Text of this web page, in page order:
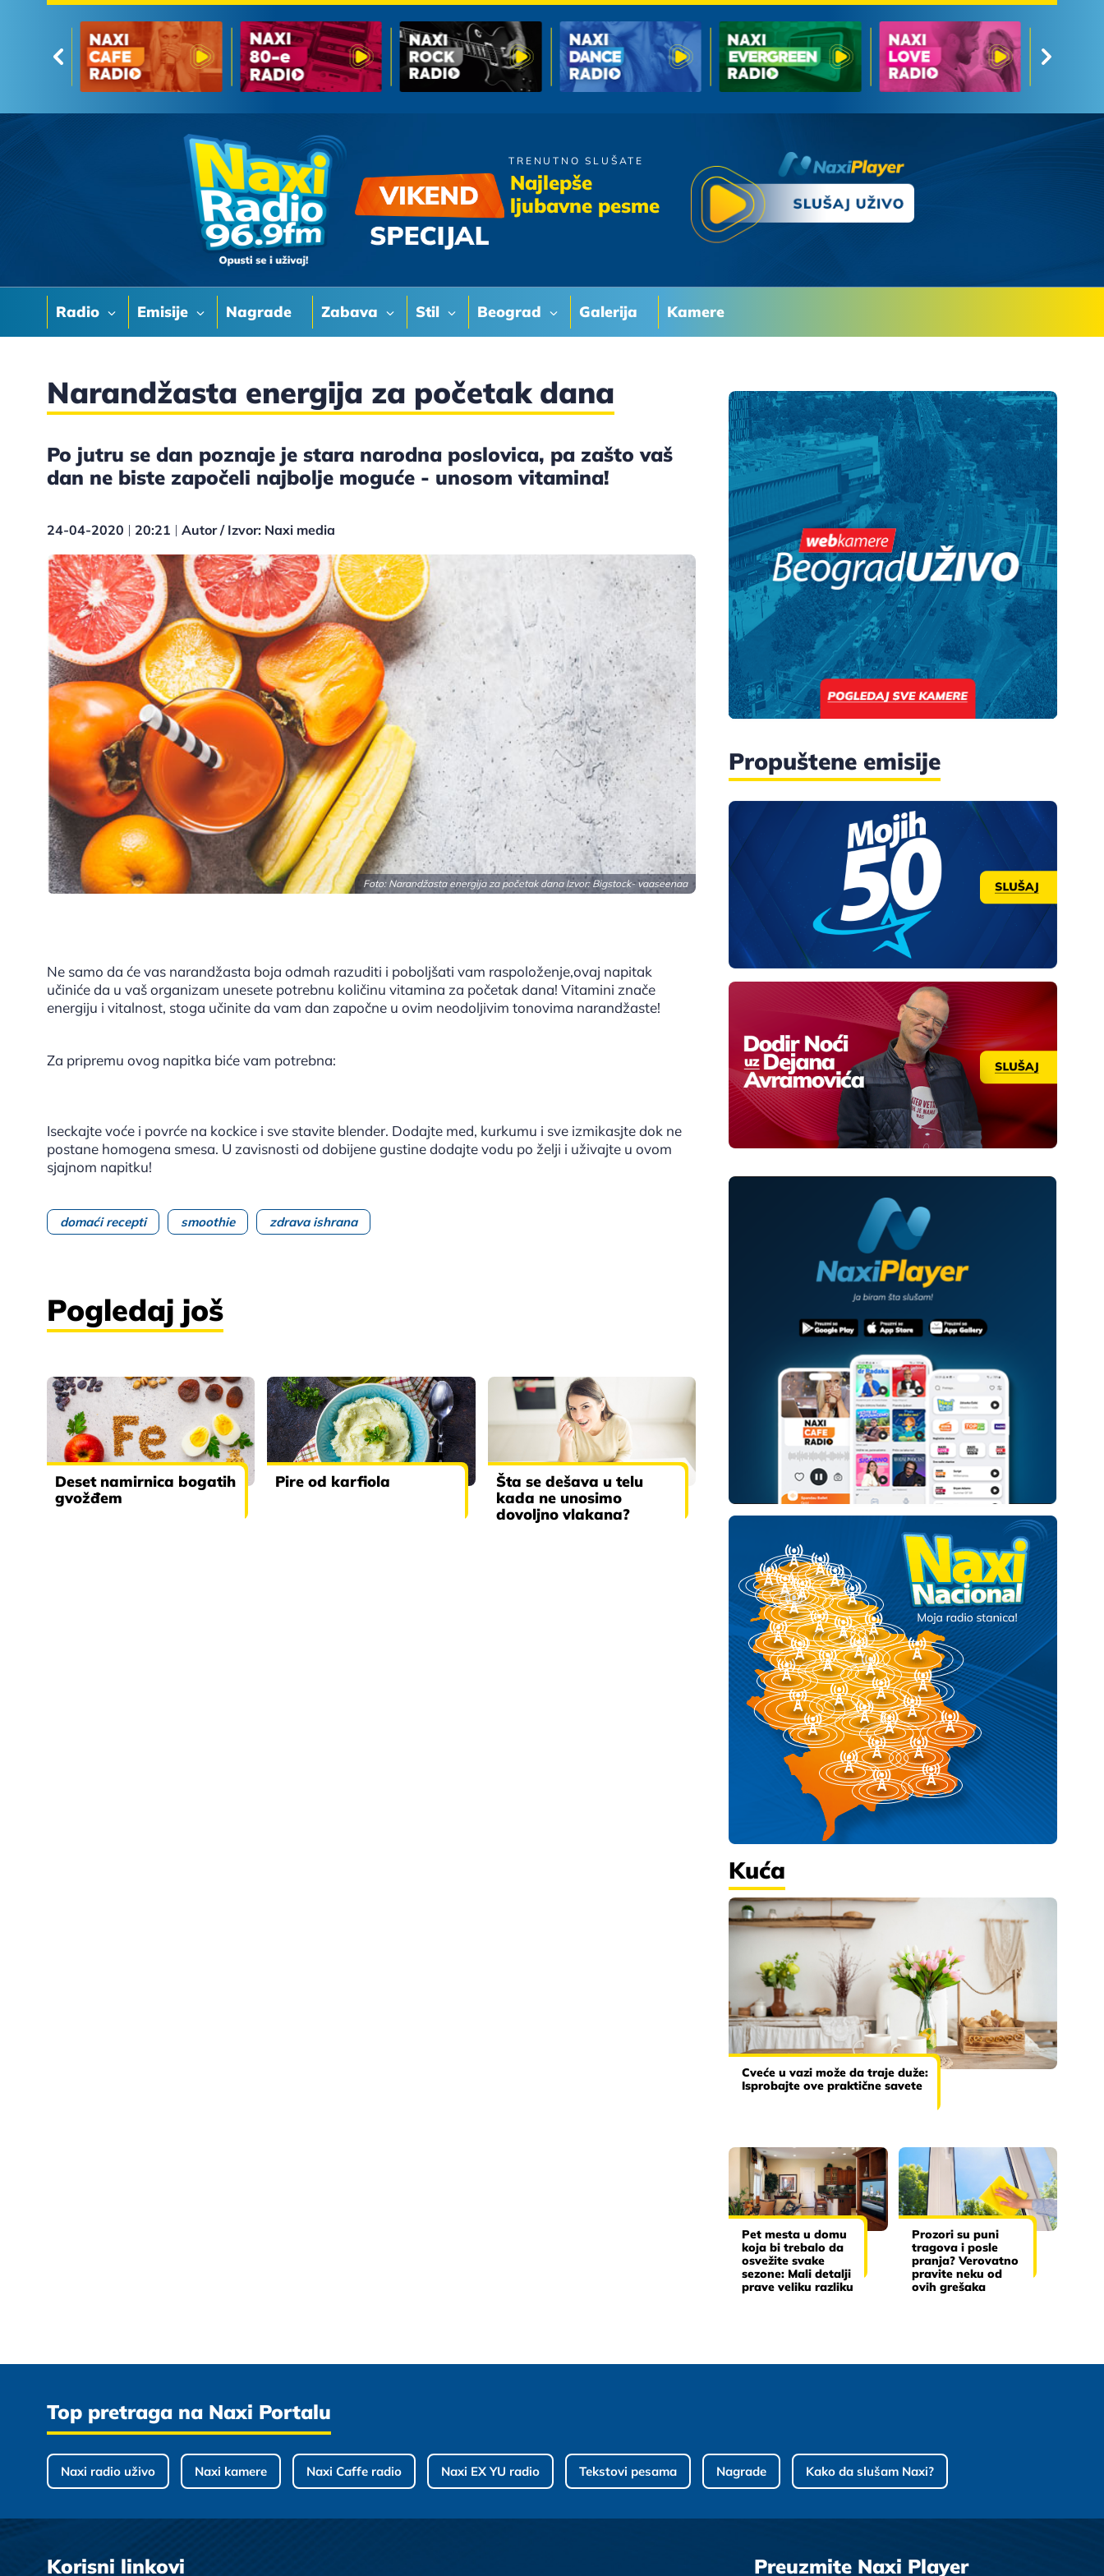
Radio Emisije Nagrade Zabava Stil Beograd Galerija Kamere
TRENUTNO SLUŠATE
Najlepše
ljubavne pesme
Narandžasta energija za početak dana
Po jutru se dan poznaje je stara narodna poslovica, pa zašto vaš
dan ne biste započeli najbolje moguće - unosom vitamina!
24-04-2020 20:21 Autor / Izvor: Naxi media
Foto: Narandžasta energija za početak dana Izvor: Bigstock- vaaseenaa
Ne samo da će vas narandžasta boja odmah razuditi i poboljšati vam raspoloženje,ovaj napitak
učiniće da u vaš organizam unesete potrebnu količinu vitamina za početak dana! Vitamini znače
energiju i vitalnost, stoga učinite da vam dan započne u ovim neodoljivim tonovima narandžaste!
Za pripremu ovog napitka biće vam potrebna:
Iseckajte voće i povrće na kockice i sve stavite blender. Dodajte med, kurkumu i sve izmikasjte dok ne
postane homogena smesa. U zavisnosti od dobijene gustine dodajte vodu po želji i uživajte u ovom
sjajnom napitku!
domaći recepti smoothie zdrava ishrana
Pogledaj još
Deset namirnica bogatih
gvožđem
Pire od karfiola
Šta se dešava u telu
kada ne unosimo
dovoljno vlakana?
Propuštene emisije
Kuća
Cveće u vazi može da traje duže:
Isprobajte ove praktične savete
Pet mesta u domu
koja bi trebalo da
osvežite svake
sezone: Mali detalji
prave veliku razliku
Prozori su puni
tragova i posle
pranja? Verovatno
pravite neku od
ovih grešaka
Top pretraga na Naxi Portalu
Naxi radio uživo Naxi kamere Naxi Caffe radio Naxi EX YU radio Tekstovi pesama Nagrade Kako da slušam Naxi?
Korisni linkovi Preuzmite Naxi Player